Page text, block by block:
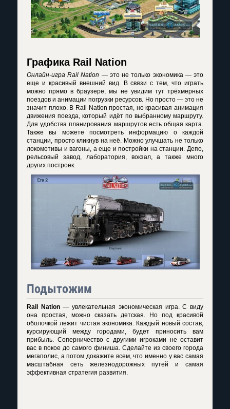
Графика Rail Nation
Онлайн-игра Rail Nation — это не только экономика — это
еще и красивый внешний вид. В связи с тем, что играть
можно прямо в браузере, мы не увидим тут трёхмерных
поездов и анимации погрузки ресурсов. Но просто — это не
значит плохо. В Rail Nation простая, но красивая анимация
движения поезда, который идёт по выбранному маршруту.
Для удобства планирования маршрутов есть общая карта.
Также вы можете посмотреть информацию о каждой
станции, просто кликнув на неё. Можно улучшать не только
локомотивы и вагоны, а еще и постройки на станции. Депо,
рельсовый завод, лаборатория, вокзал, а также много
других построек.
Подытожим
Rail Nation— увлекательная экономическая игра. С виду
она простая, можно сказать детская. Но под красивой
оболочкой лежит чистая экономика. Каждый новый состав,
курсирующий между городами, будет приносить вам
прибыль. Соперничество с другими игроками не оставит
вас в покое до самого финиша. Сделайте из своего города
мегаполис, а потом докажите всем, что именно у вас самая
масштабная сеть железнодорожных путей и самая
эффективная стратегия развития.